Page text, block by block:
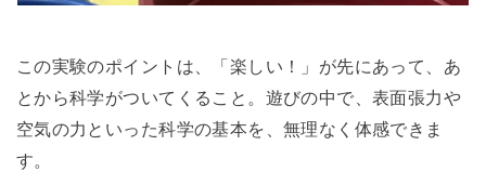
この実験のポイントは、「楽しい！」が先にあって、あ
とから科学がついてくること。遊びの中で、表面張力や
空気の力といった科学の基本を、無理なく体感できま
す。